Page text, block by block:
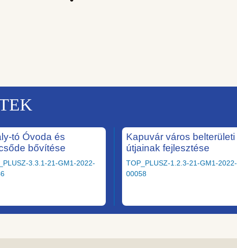
tó Óvoda és
bővítése
3.3.1-21-GM1-2022-
Kapuvár város belterületi
útjainak fejlesztése
TOP_PLUSZ-1.2.3-21-GM1-2022-
00058